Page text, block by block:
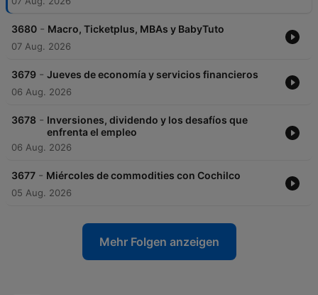
3680 - Macro, Ticketplus, MBAs y BabyTuto
07 Aug. 2026
3679 - Jueves de economía y servicios financieros
06 Aug. 2026
3678 - Inversiones, dividendo y los desafíos que
enfrenta el empleo
06 Aug. 2026
3677 - Miércoles de commodities con Cochilco
05 Aug. 2026
Mehr Folgen anzeigen